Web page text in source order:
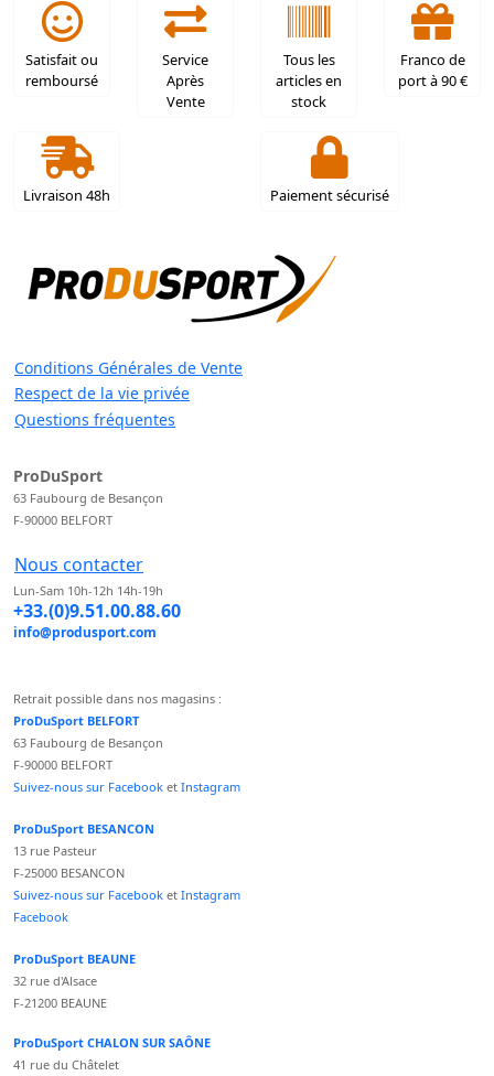
Satisfait ou
remboursé
Service
Après
Vente
Tous les
articles en
stock
Franco de
port à 90 €
Livraison 48h Paiement sécurisé
Conditions Générales de Vente
Respect de la vie privée
Questions fréquentes
ProDuSport
63 Faubourg de Besançon
F-90000 BELFORT
Nous contacter
Lun-Sam 10h-12h 14h-19h
+33.(0)9.51.00.88.60
info@produsport.com
Retrait possible dans nos magasins :
ProDuSport BELFORT
63 Faubourg de Besançon
F-90000 BELFORT
Suivez-nous sur Facebook et Instagram
ProDuSport BESANCON
13 rue Pasteur
F-25000 BESANCON
Suivez-nous sur Facebook et Instagram
Facebook
ProDuSport BEAUNE
32 rue d'Alsace
F-21200 BEAUNE
ProDuSport CHALON SUR SAÔNE
41 rue du Châtelet